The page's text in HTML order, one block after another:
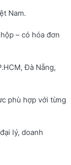
Nam.
– có hóa đơn
Đà Nẵng,
phù hợp với từng
lý, doanh